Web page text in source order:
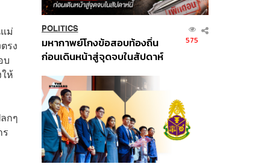
ม่
รง
บ
ห้
กๆ
POLITICS
มหากาพย์โกงข้อสอบท้องถิ่น
ก่อนเดินหน้าสู่จุดจบในสัปดาห์
575